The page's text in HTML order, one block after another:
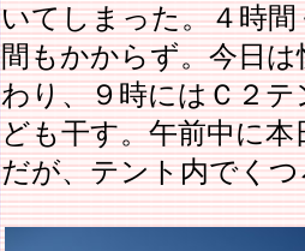
いてしまった。４時
間もかからず。今日
わり、９時にはＣ２
ども干す。午前中に
だが、テント内でく